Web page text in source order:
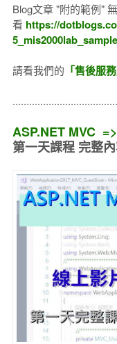
Blog文章 "附的範例"
看 https://
請看我們的 「售後服
ASP.NET MVC
第一天課程 完整